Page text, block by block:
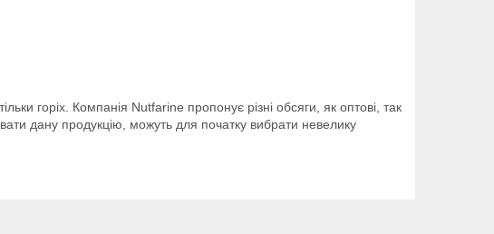
горіх. Компанія Nutfarine пропонує різні обсяги, як оптові, так
дану продукцію, можуть для початку вибрати невелику